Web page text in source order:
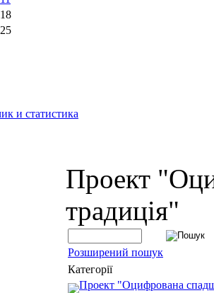
18
25
Проект
традиція"
Розширений пошук
Категорії
Проект "Оцифрована